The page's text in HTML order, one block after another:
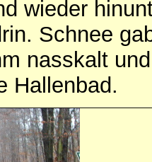
wieder
Schnee
nasskalt
Hallenbad.